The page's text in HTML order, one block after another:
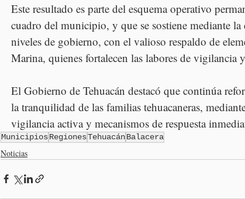
Este resultado es parte del esquema operativo
cuadro del municipio, y que se sostiene mediante
niveles de gobierno, con el valioso respaldo de
Marina, quienes fortalecen las labores de vigilancia
El Gobierno de Tehuacán destacó que continúa
la tranquilidad de las familias tehuacaneras,
vigilancia activa y mecanismos de respuesta
MunicipiosRegionesTehuacánBalacera
Noticias